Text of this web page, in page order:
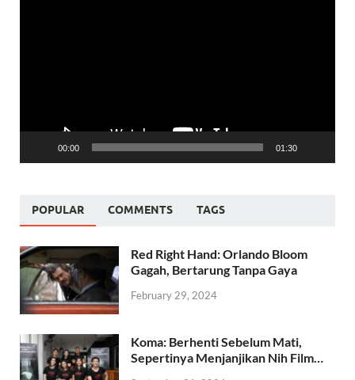
00:00 01:30
POPULAR COMMENTS TAGS
Red Right Hand: Orlando Bloom
Gagah, Bertarung Tanpa Gaya
February 29, 2024
Koma: Berhenti Sebelum Mati,
Sepertinya Menjanjikan Nih Film…